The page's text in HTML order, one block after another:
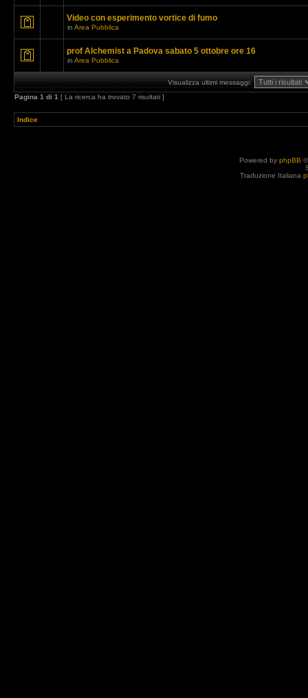
Video con esperimento vortice di fumo
in Area Pubblica
prof Alchemist a Padova sabato 5 ottobre ore 16
in Area Pubblica
Visualizza ultimi messaggi:
Pagina 1 di 1 [ La ricerca ha trovato 7 risultati ]
Indice
Powered by phpBB
Traduzione Italiana